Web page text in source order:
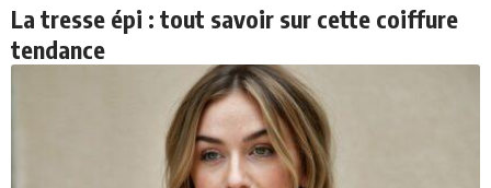
La tresse épi : tout savoir sur cette coiffure
tendance